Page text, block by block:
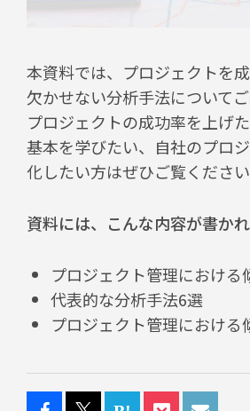
本資料では、プロジェクトを
欠かせない分析手法についてご
プロジェクトの成功率を上げ
基本を学びたい、自社のプロ
化したい方はぜひご覧ください
資料には、こんな内容が書かれ
プロジェクト管理における
代表的な分析手法6選
プロジェクト管理における